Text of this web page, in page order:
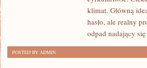
klimat. Główną
hasło, ale realny
odpad nadający
POSTED BY ADMIN